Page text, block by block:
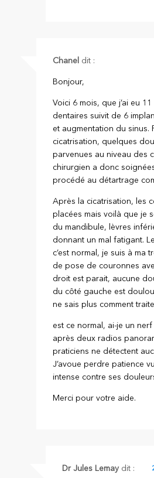
Chanel dit :
Bonjour,
Voici 6 mois, que j’ai eu
dentaires suivit de 6
et augmentation du sinus.
cicatrisation, quelques
parvenues au niveau des
chirurgien a donc
procédé au détartrage
Après la cicatrisation, les
placées mais voilà que je
du mandibule, lèvres
donnant un mal fatigant.
c’est normal, je suis à ma
de pose de couronnes
droit est parait, aucune
du côté gauche est
ne sais plus comment
est ce normal, ai-je un
après deux radios
praticiens ne détectent
J’avoue perdre patience
intense contre ses
Merci pour votre aide.
Dr Jules Lemay dit :